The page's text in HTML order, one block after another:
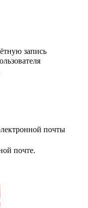
запись
почты
почте.